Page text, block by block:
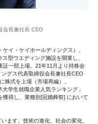
会長兼社長 CEO
イ・ケイホールディングス）。
型ウエディング施設を開業し、
証一部上場。21年11月より持株会
グス代表取締役会長兼社長CEO
株式を上場（市場再編）。
学生就職企業人気ランキング」
得し、業種別[冠婚葬祭] において
ます。技術の進化、社会の変化、